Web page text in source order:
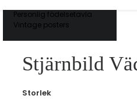
Personlig födelsetavla
Vintage posters
Stjärnbild
Storlek